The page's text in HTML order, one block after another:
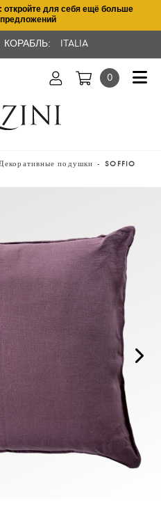
откройте для себя ещё больше
КОРАБЛЬ: ITALIA
0
подушки
SOFFIO